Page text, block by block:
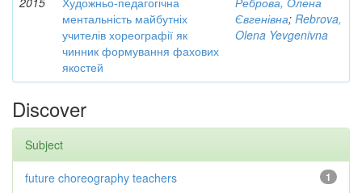
ментальність майбутніх
учителів хореографії як
чинник формування фахових
якостей
Євгенівна; Rebrova,
Olena Yevgenivna
Discover
Subject
1
future choreography teachers